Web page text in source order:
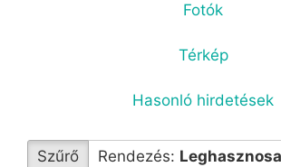
Fotók
Térkép
Hasonló hirdetések
Szűrő Rendezés: